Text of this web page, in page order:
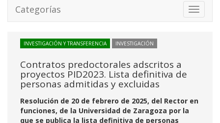
Toggle
Categorías
INVESTIGACIÓN Y TRANSFERENCIA INVESTIGACIÓN
Contratos predoctorales adscritos a
proyectos PID2023. Lista definitiva de
personas admitidas y excluidas
Resolución de 20 de febrero de 2025, del Rector en
funciones, de la Universidad de Zaragoza por la
que se publica la lista definitiva de personas